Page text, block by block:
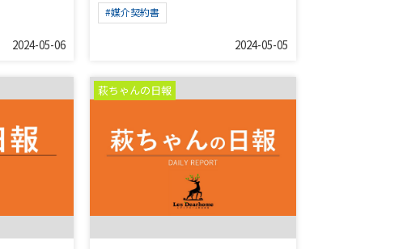
2024-05-06
#媒介契約書
2024-05-05
萩ちゃんの日報